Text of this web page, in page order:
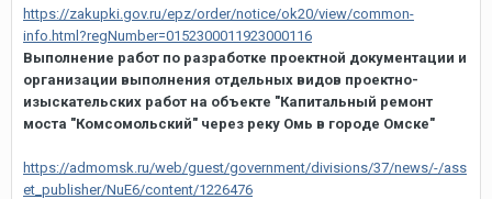
https://zakupki.gov.ru/epz/order/notice/ok20/view/common-
info.html?regNumber=0152300011923000116
Выполнение работ по разработке проектной документации и
организации выполнения отдельных видов проектно-
изыскательских работ на объекте "Капитальный ремонт
моста "Комсомольский" через реку Омь в городе Омске"
https://admomsk.ru/web/guest/government/divisions/37/news/-/ass
et_publisher/NuE6/content/1226476